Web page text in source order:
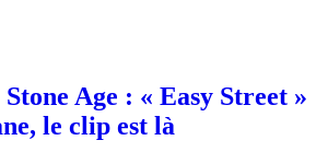
Age : « Easy Street »
le clip est là